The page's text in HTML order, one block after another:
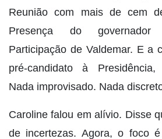
Reunião com mais de cem
Presença do governador
Participação de Valdemar. E a
pré-candidato à
Nada improvisado. Nada
Caroline falou em alívio. Disse
de incertezas. Agora, o foco